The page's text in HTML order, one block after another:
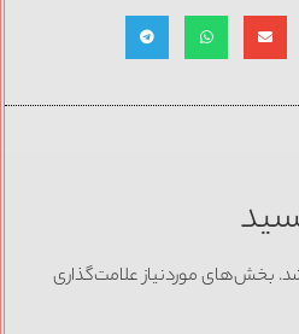
بخش‌های موردنیاز علامت‌گذاری